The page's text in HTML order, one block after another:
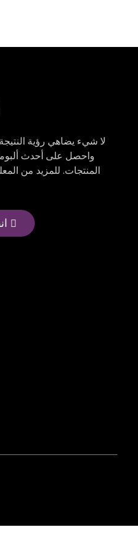
لا شيء يضاهي رؤية
المنتجات. للمزيد من